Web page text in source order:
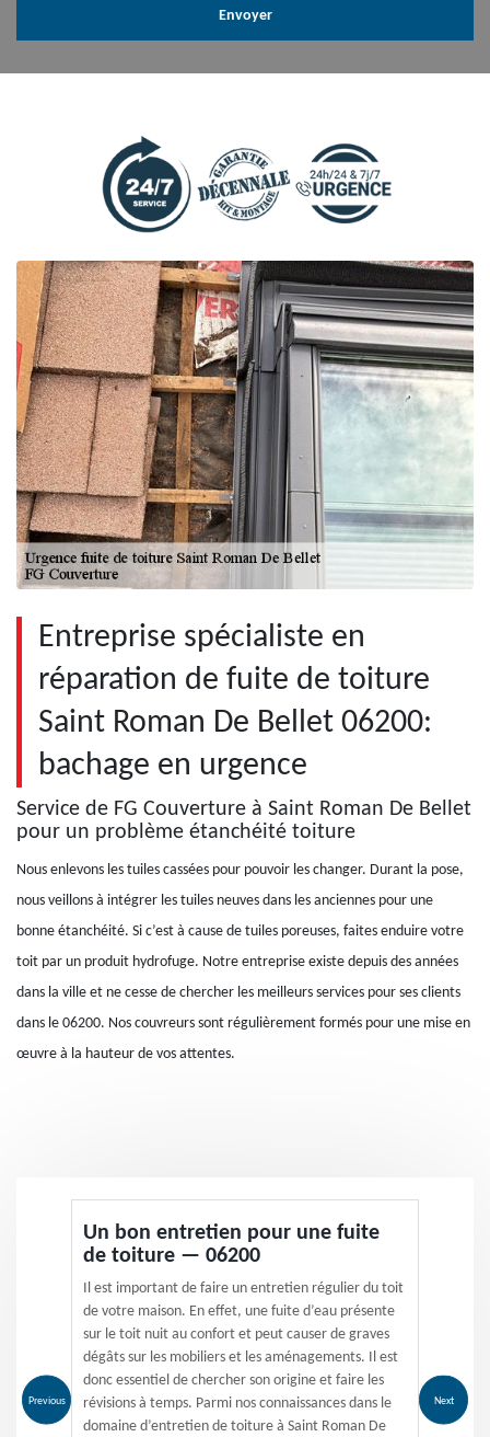
Entreprise spécialiste en
réparation de fuite de toiture
Saint Roman De Bellet 06200:
bachage en urgence
Service de FG Couverture à Saint Roman De Bellet
pour un problème étanchéité toiture
Nous enlevons les tuiles cassées pour pouvoir les changer. Durant la pose,
nous veillons à intégrer les tuiles neuves dans les anciennes pour une
bonne étanchéité. Si c’est à cause de tuiles poreuses, faites enduire votre
toit par un produit hydrofuge. Notre entreprise existe depuis des années
dans la ville et ne cesse de chercher les meilleurs services pour ses clients
dans le 06200. Nos couvreurs sont régulièrement formés pour une mise en
œuvre à la hauteur de vos attentes.
Previous
Un bon entretien pour une fuite
de toiture — 06200
Il est important de faire un entretien régulier du toit
de votre maison. En effet, une fuite d’eau présente
sur le toit nuit au confort et peut causer de graves
dégâts sur les mobiliers et les aménagements. Il est
donc essentiel de chercher son origine et faire les
révisions à temps. Parmi nos connaissances dans le
domaine d’entretien de toiture à Saint Roman De
Next